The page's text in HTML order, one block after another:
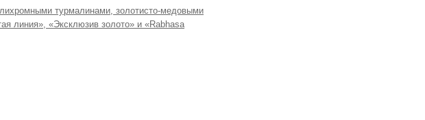
турмалинами, золотисто-медовыми
линия», «Эксклюзив золото» и «Rabhasa